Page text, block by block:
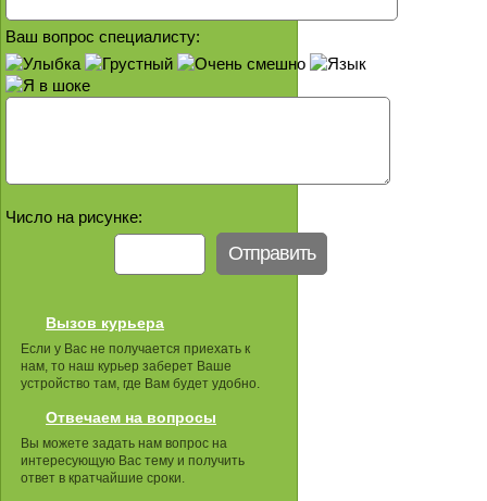
Ваш вопрос специалисту:
Число на рисунке:
Вызов курьера
Если у Вас не получается приехать к
нам, то наш курьер заберет Ваше
устройство там, где Вам будет удобно.
Отвечаем на вопросы
Вы можете задать нам вопрос на
интересующую Вас тему и получить
ответ в кратчайшие сроки.